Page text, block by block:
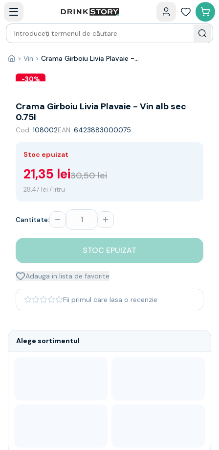
Bauturi fine — selectie
Produse Noi
Cosuri cadou
Pachete & Cadouri
Vin
Tamaioasa
Franta
Spania
Africa de Sud
Germania
Noua Zeelanda
Spumante
Sampanie
Single malt
Japanese
Bourbon
Blanded Japanese
Canadian
Rom
Vodka
Acasă
> Vin > Crama Girboiu Livia Plavaie - Vin alb sec 0.75l
-30%
Crama Girboiu Livia Plavaie - Vin alb sec
0.75l
Cod: 108002EAN: 6423883000075
Stoc epuizat
21,35 lei30,50 lei
28,47 lei / litru
Cantitate:
STOC EPUIZAT
Adauga in lista de favorite
Fii primul care lasa o recenzie
Alege sortimentul